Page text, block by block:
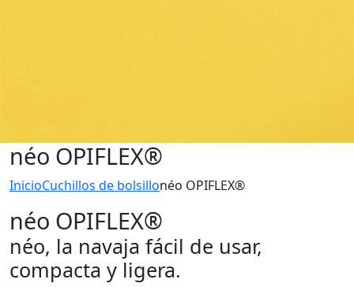
néo OPIFLEX®
InicioCuchillos de bolsillonéo OPIFLEX®
néo OPIFLEX®
néo, la navaja fácil de usar,
compacta y ligera.